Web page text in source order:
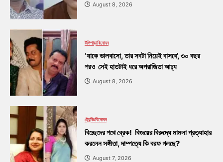
August 8, 2026
টলিপাড়াবিনোদন
‘যাকে ভালবাসো, তার সবটা নিয়েই বাসবে’, ৩০ বছর
পরও সেই হাতটাই ধরে অপরাজিতা আঢ্য
August 8, 2026
ট্রেন্ডিংবিনোদন
বিচ্ছেদের পথে ব্রেক! বিজয়ের বিরুদ্ধে মামলা প্রত্যাহার
করলেন সঙ্গীতা, দাম্পত্যে কি বরফ গলছে?
August 7, 2026